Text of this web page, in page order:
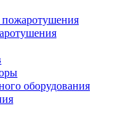
пожаротушения
оборудования